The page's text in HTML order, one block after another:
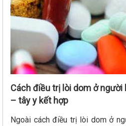
Cách điều trị lòi dom ở
– tây y kết hợp
Ngoài cách điều trị lòi dom ở